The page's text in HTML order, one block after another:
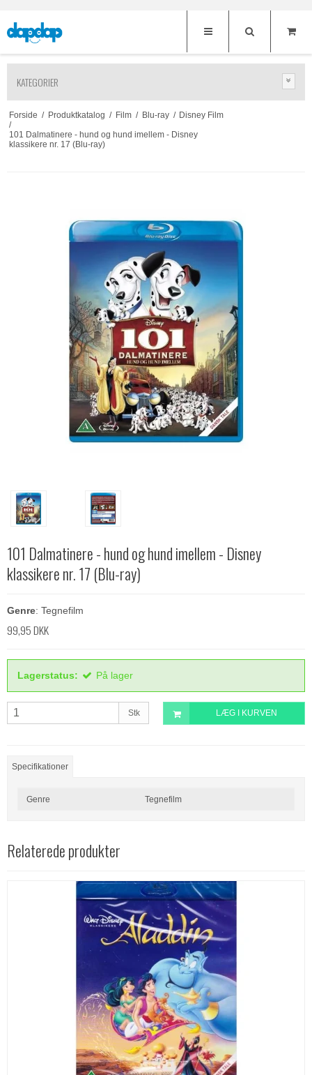
KATEGORIER
Forside / Produktkatalog / Film / Blu-ray / Disney Film
/
101 Dalmatinere - hund og hund imellem - Disney
klassikere nr. 17 (Blu-ray)
101 Dalmatinere - hund og hund imellem - Disney
klassikere nr. 17 (Blu-ray)
Genre: Tegnefilm
99,95 DKK
Lagerstatus: På lager
Stk LÆG I KURVEN
Specifikationer
Genre Tegnefilm
Relaterede produkter